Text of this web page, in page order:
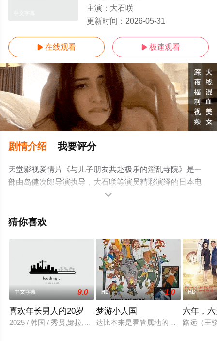
主演： 大石咲
更新时间： 2026-05-31
 在线观看  极速观看
剧情介绍 我要评分
天堂影视爱情片《与儿子朋友共赴极乐的淫乱寺院》是一
部由岛健次郎导演执导，大石咲等演员精彩演绎的日本电
影，手机免费观看高清未删减完整版电影大全就来天堂电
等平台了解。

猜你喜欢
中文字幕 9.0
喜欢年长男人的20岁
2025 / 韩国 / 秀贤,娜拉,莉娜,尚斗,勋伊,健宇
HD 1.0
梦游小人国
达比本来是看管属地的，但因为年迈
HD
六年，
路远（王